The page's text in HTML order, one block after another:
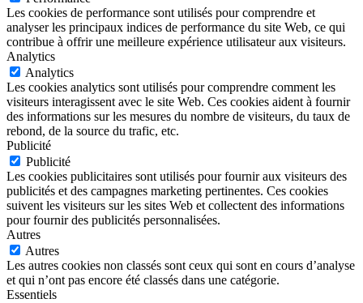
Les cookies de performance sont utilisés pour comprendre et
analyser les principaux indices de performance du site Web, ce qui
contribue à offrir une meilleure expérience utilisateur aux visiteurs.
Analytics
Analytics
Les cookies analytics sont utilisés pour comprendre comment les
visiteurs interagissent avec le site Web. Ces cookies aident à fournir
des informations sur les mesures du nombre de visiteurs, du taux de
rebond, de la source du trafic, etc.
Publicité
Publicité
Les cookies publicitaires sont utilisés pour fournir aux visiteurs des
publicités et des campagnes marketing pertinentes. Ces cookies
suivent les visiteurs sur les sites Web et collectent des informations
pour fournir des publicités personnalisées.
Autres
Autres
Les autres cookies non classés sont ceux qui sont en cours d’analyse
et qui n’ont pas encore été classés dans une catégorie.
Essentiels